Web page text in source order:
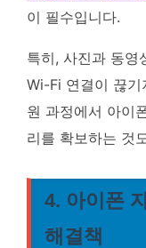
이 필수입니다.
특히, 사진과 동영
Wi-Fi 연결이 끊기
원 과정에서 아이
리를 확보하는 것
4. 아이폰
해결책